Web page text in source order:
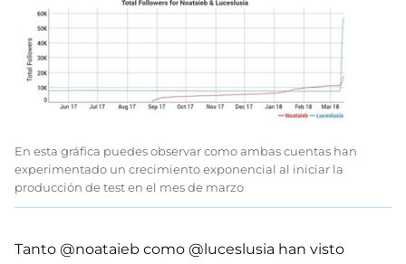
En esta gráfica puedes observar como ambas cuentas han
experimentado un crecimiento exponencial al iniciar la
producción de test en el mes de marzo
Tanto @noataieb como @luceslusia han visto